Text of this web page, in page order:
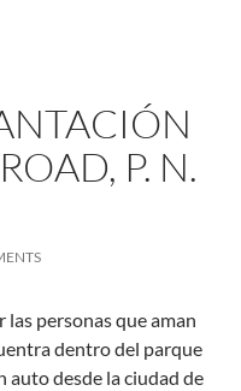
P. N.
las personas que aman
dentro del parque
auto desde la ciudad de